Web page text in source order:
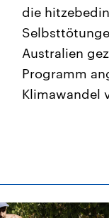
die
Australien
Programm
Klimawandel